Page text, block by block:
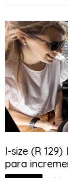
I-size (R
para